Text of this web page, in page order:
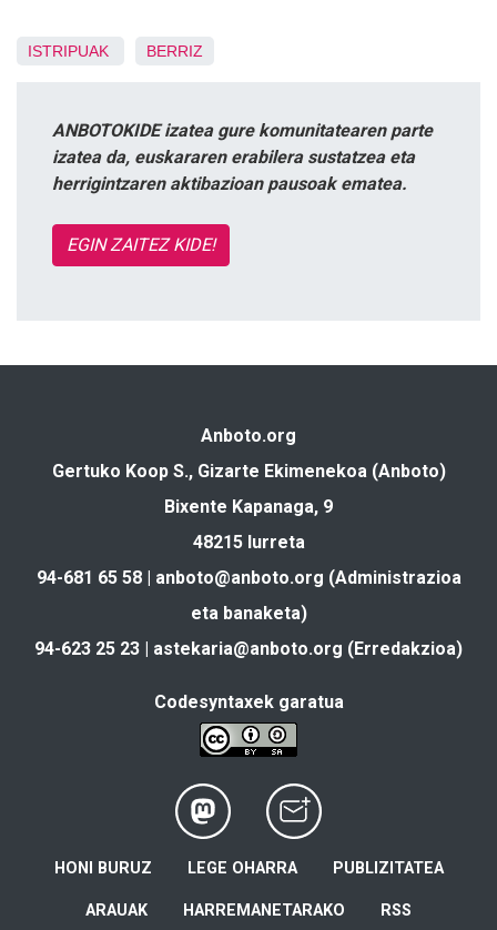
ISTRIPUAK BERRIZ
ANBOTOKIDE izatea gure komunitatearen parte
izatea da, euskararen erabilera sustatzea eta
herrigintzaren aktibazioan pausoak ematea.
EGIN ZAITEZ KIDE!
Anboto.org
Gertuko Koop S., Gizarte Ekimenekoa (Anboto)
Bixente Kapanaga, 9
48215 Iurreta
94-681 65 58 | anboto@anboto.org (Administrazioa
eta banaketa)
94-623 25 23 | astekaria@anboto.org (Erredakzioa)
Codesyntaxek garatua
HONI BURUZ LEGE OHARRA PUBLIZITATEA
ARAUAK HARREMANETARAKO RSS